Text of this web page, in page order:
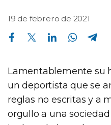
19 de febrero de 2021
Compartir en Facebook Compartir en Twitter Compartir en Linkedin Compartir en Whatsapp
Lamentablemente su
un deportista que se
reglas no escritas y a
orgullo a una